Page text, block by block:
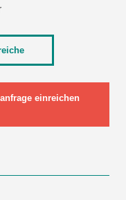
einreichen